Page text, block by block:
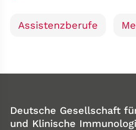
Assistenzberufe
Deutsche Gesellschaft
und Klinische